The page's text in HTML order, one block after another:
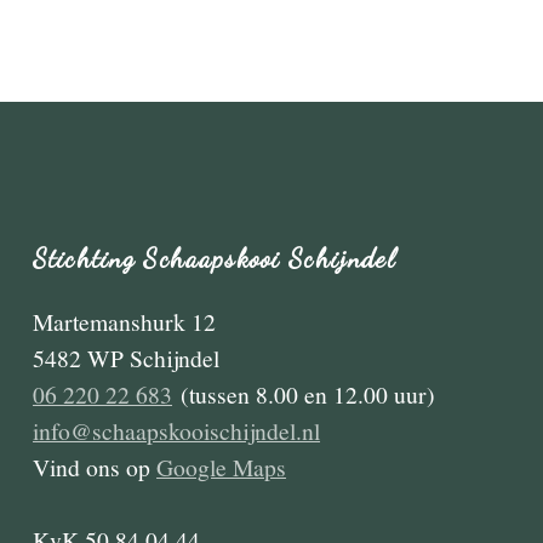
Stichting Schaapskooi Schijndel
Martemanshurk 12
5482 WP Schijndel
06 220 22 683 (tussen 8.00 en 12.00 uur)
info@schaapskooischijndel.nl
Vind ons opGoogle Maps